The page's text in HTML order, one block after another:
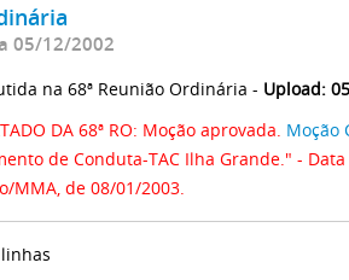
05/12/2002
na 68ª Reunião Ordinária - Upload:
DA 68ª RO: Moção aprovada. Moção
de Conduta-TAC Ilha Grande." -
MMA, de 08/01/2003.